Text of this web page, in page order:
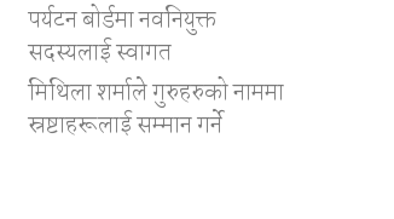
पर्यटन बोर्डमा नवनियुक्त
सदस्यलाई स्वागत
मिथिला शर्माले गुरुहरुको नाममा
स्रष्टाहरूलाई सम्मान गर्ने